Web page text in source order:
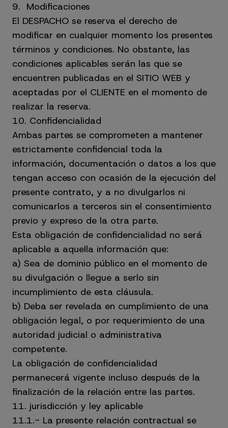
9. Modificaciones
El DESPACHO se reserva el derecho de
modificar en cualquier momento los presentes
términos y condiciones. No obstante, las
condiciones aplicables serán las que se
encuentren publicadas en el SITIO WEB y
aceptadas por el CLIENTE en el momento de
realizar la reserva.
10. Confidencialidad
Ambas partes se comprometen a mantener
estrictamente confidencial toda la
información, documentación o datos a los que
tengan acceso con ocasión de la ejecución del
presente contrato, y a no divulgarlos ni
comunicarlos a terceros sin el consentimiento
previo y expreso de la otra parte.
Esta obligación de confidencialidad no será
aplicable a aquella información que:
a) Sea de dominio público en el momento de
su divulgación o llegue a serlo sin
incumplimiento de esta cláusula.
b) Deba ser revelada en cumplimiento de una
obligación legal, o por requerimiento de una
autoridad judicial o administrativa
competente.
La obligación de confidencialidad
permanecerá vigente incluso después de la
finalización de la relación entre las partes.
11. jurisdicción y ley aplicable
11.1.- La presente relación contractual se